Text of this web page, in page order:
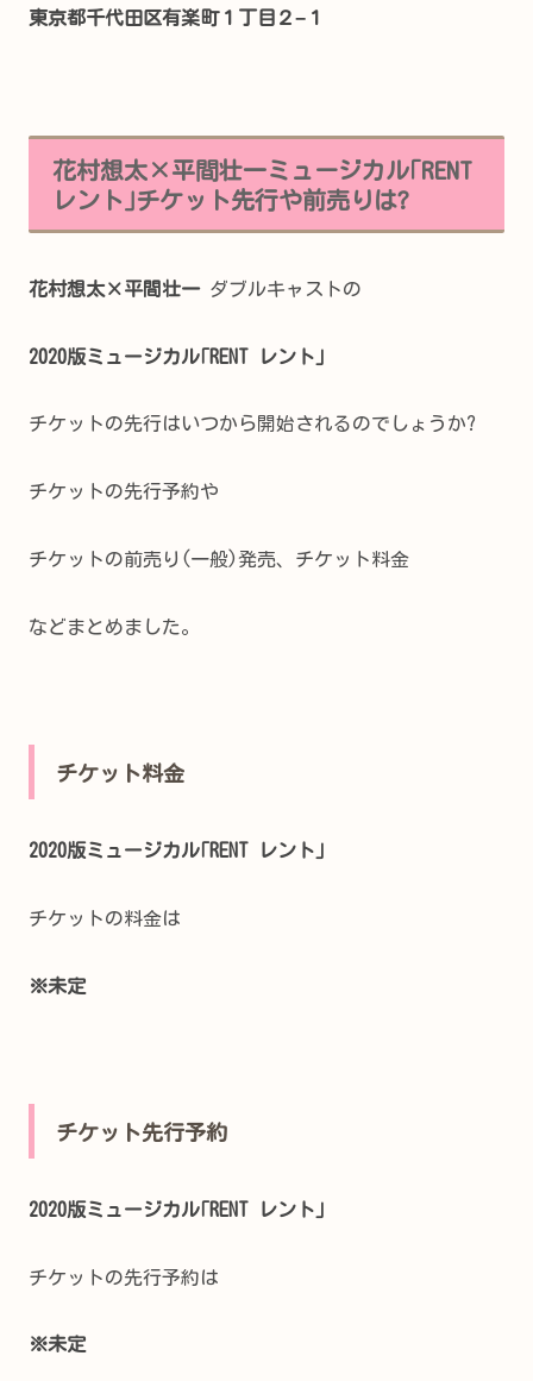
東京都千代田区有楽町１丁目２−１
花村想太×平間壮一ミュージカル｢RENT
レント｣チケット先行や前売りは?
花村想太×平間壮一 ダブルキャストの
2020版ミュージカル｢RENT レント｣
チケットの先行はいつから開始されるのでしょうか?
チケットの先行予約や
チケットの前売り(一般)発売、チケット料金
などまとめました。
チケット料金
2020版ミュージカル｢RENT レント｣
チケットの料金は
※未定
チケット先行予約
2020版ミュージカル｢RENT レント｣
チケットの先行予約は
※未定